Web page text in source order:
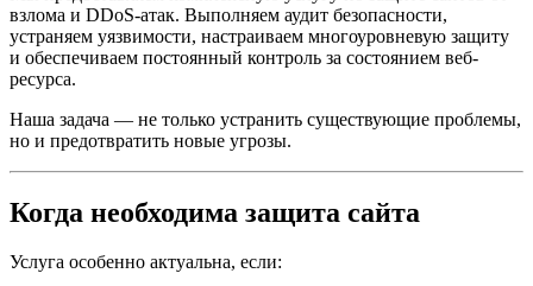
взлома и DDoS-атак. Выполняем аудит безопасности,
устраняем уязвимости, настраиваем многоуровневую защиту
и обеспечиваем постоянный контроль за состоянием веб-
ресурса.
Наша задача — не только устранить существующие проблемы,
но и предотвратить новые угрозы.
Когда необходима защита сайта
Услуга особенно актуальна, если: